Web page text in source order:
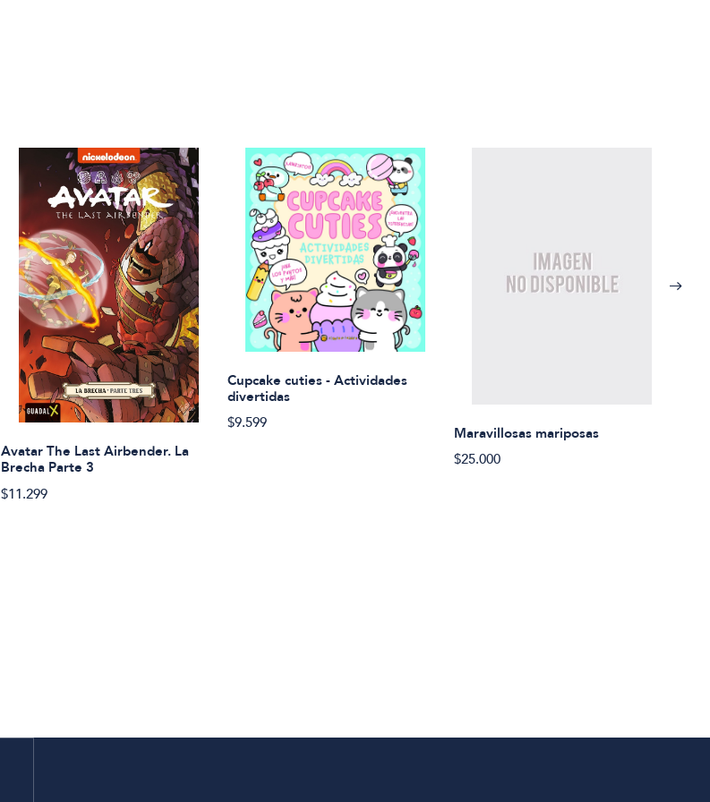
Avatar The Last Airbender. La
Brecha Parte 3
$11.299
Cupcake cuties - Actividades
divertidas
$9.599
Maravillosas mariposas
$25.000